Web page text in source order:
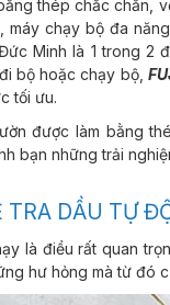
thép chắc chắn,
máy chạy bộ đa năng
Minh là 1 trong 2
bộ hoặc chạy bộ,
tối ưu.
được làm bằng
bạn những trải
TRA DẦU TỰ
là điều rất quan
hư hỏng mà từ đó